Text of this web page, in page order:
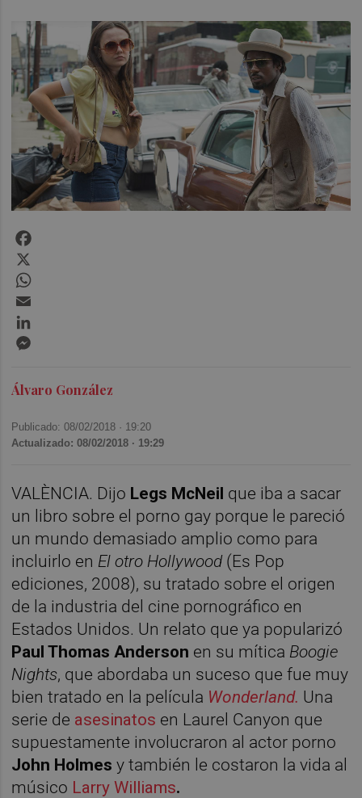
Álvaro González
Publicado: 08/02/2018 · 19:20
Actualizado: 08/02/2018 · 19:29
VALÈNCIA. Dijo Legs McNeil que iba a sacar
un libro sobre el porno gay porque le pareció
un mundo demasiado amplio como para
incluirlo en El otro Hollywood(Es Pop
ediciones, 2008), su tratado sobre el origen
de la industria del cine pornográfico en
Estados Unidos. Un relato que ya popularizó
Paul Thomas Anderson en su mítica Boogie
Nights, que abordaba un suceso que fue muy
bien tratado en la película Wonderland. Una
serie de asesinatos en Laurel Canyon que
supuestamente involucraron al actor porno
John Holmes y también le costaron la vida al
músico Larry Williams.